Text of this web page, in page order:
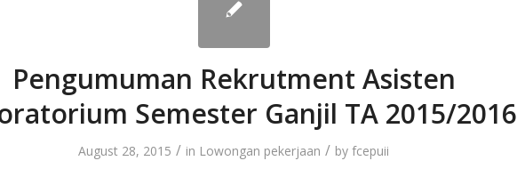
Pengumuman Rekrutment Asisten
Semester Ganjil TA 2015/2016
August 28, 2015 / in Lowongan pekerjaan / by fcepuii